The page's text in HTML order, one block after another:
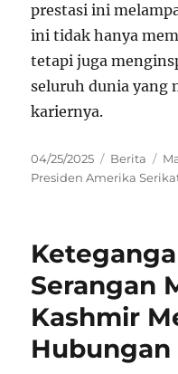
prestasi ini
ini tidak hanya
tetapi juga
seluruh dunia yang
kariernya.
Posted
on
04/25/2025 Categories
Berita
Presiden Amerika
Serangan
Kashmir